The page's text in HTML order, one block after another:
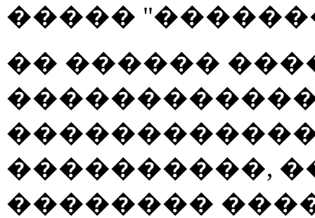
�����
�� ������
����������,
��������